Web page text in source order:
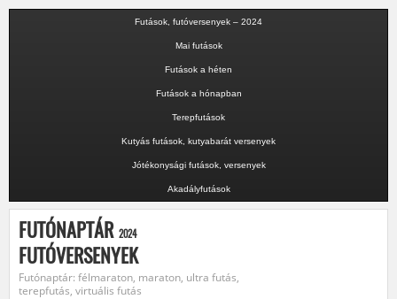
Futások, futóversenyek – 2024
Mai futások
Futások a héten
Futások a hónapban
Terepfutások
Kutyás futások, kutyabarát versenyek
Jótékonysági futások, versenyek
Akadályfutások
FUTÓNAPTÁR 2024
FUTÓVERSENYEK
Futónaptár: félmaraton, maraton, ultra futás,
terepfutás, virtuális futás